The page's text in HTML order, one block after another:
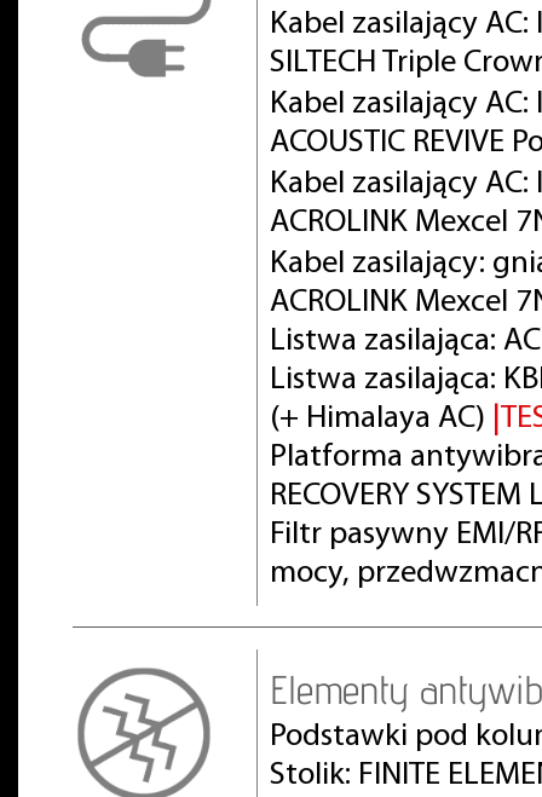
Kabel zasilający
SILTECH Triple
Kabel zasilający
ACOUSTIC REVIVE
Kabel zasilający
ACROLINK Mexcel
Kabel zasilający:
ACROLINK Mexcel
Listwa zasilająca:
Listwa zasilająca:
(+ Himalaya AC)
Platforma
RECOVERY
Filtr pasywny EMI/
mocy,
Elementy
Podstawki pod
Stolik: FINITE